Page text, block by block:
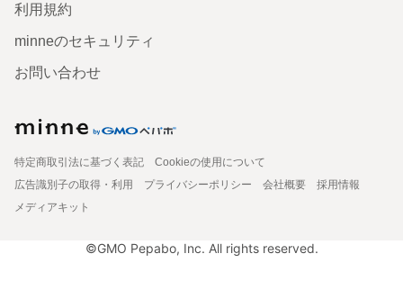
利用規約
minneのセキュリティ
お問い合わせ
特定商取引法に基づく表記
Cookieの使用について
広告識別子の取得・利用
プライバシーポリシー 会社概要
採用情報
メディアキット
©GMO Pepabo, Inc. All rights reserved.